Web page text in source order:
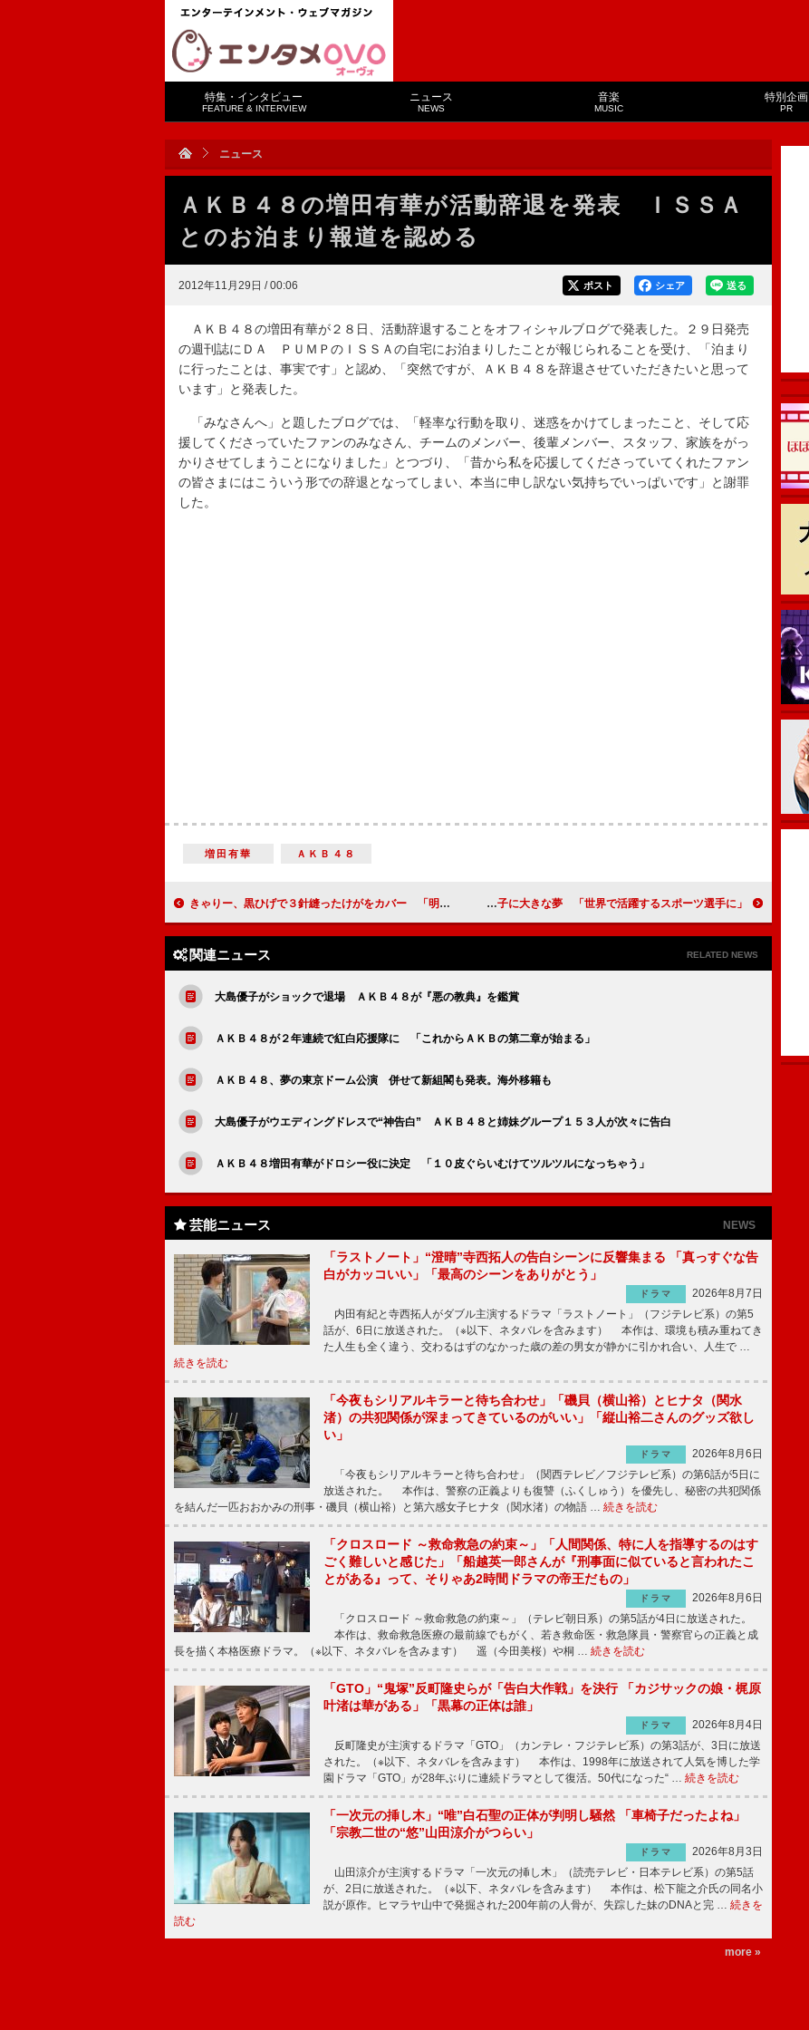
特集・インタビュー
FEATURE & INTERVIEW
ニュース
NEWS
音楽
MUSIC
特別企画
PR
ニュース
ＡＫＢ４８の増田有華が活動辞退を発表 ＩＳＳＡ
とのお泊まり報道を認める
2012年11月29日 / 00:06 送る
シェア
ポスト
ＡＫＢ４８の増田有華が２８日、活動辞退することをオフィシャルブログで発表した。２９日発売
の週刊誌にＤＡ ＰＵＭＰのＩＳＳＡの自宅にお泊まりしたことが報じられることを受け、「泊まり
に行ったことは、事実です」と認め、「突然ですが、ＡＫＢ４８を辞退させていただきたいと思って
います」と発表した。
「みなさんへ」と題したブログでは、「軽率な行動を取り、迷惑をかけてしまったこと、そして応
援してくださっていたファンのみなさん、チームのメンバー、後輩メンバー、スタッフ、家族をがっ
かりさせてしまうことになりました」とつづり、「昔から私を応援してくださっていてくれたファン
の皆さまにはこういう形での辞退となってしまい、本当に申し訳ない気持ちでいっぱいです」と謝罪
した。
増田有華 ＡＫＢ４８
きゃりー、黒ひげで３針縫ったけがをカバー 「明日には抜糸なので紅白は大丈夫です」 石田純一、息子に大きな夢 「世界で活躍するスポーツ選手に」
関連ニュース RELATED NEWS
大島優子がショックで退場 ＡＫＢ４８が『悪の教典』を鑑賞
ＡＫＢ４８が２年連続で紅白応援隊に 「これからＡＫＢの第二章が始まる」
ＡＫＢ４８、夢の東京ドーム公演 併せて新組閣も発表。海外移籍も
大島優子がウエディングドレスで“神告白” ＡＫＢ４８と姉妹グループ１５３人が次々に告白
ＡＫＢ４８増田有華がドロシー役に決定 「１０皮ぐらいむけてツルツルになっちゃう」
芸能ニュース NEWS
「ラストノート」“澄晴”寺西拓人の告白シーンに反響集まる 「真っすぐな告
白がカッコいい」「最高のシーンをありがとう」
ドラマ
2026年8月7日
内田有紀と寺西拓人がダブル主演するドラマ「ラストノート」（フジテレビ系）の第5
話が、6日に放送された。（※以下、ネタバレを含みます） 本作は、環境も積み重ねてき
た人生も全く違う、交わるはずのなかった歳の差の男女が静かに引かれ合い、人生で …
続きを読む
「今夜もシリアルキラーと待ち合わせ」「磯貝（横山裕）とヒナタ（関水
渚）の共犯関係が深まってきているのがいい」「縦山裕二さんのグッズ欲し
い」
ドラマ
2026年8月6日
「今夜もシリアルキラーと待ち合わせ」（関西テレビ／フジテレビ系）の第6話が5日に
放送された。 本作は、警察の正義よりも復讐（ふくしゅう）を優先し、秘密の共犯関係
を結んだ一匹おおかみの刑事・磯貝（横山裕）と第六感女子ヒナタ（関水渚）の物語 … 続きを読む
「クロスロード ～救命救急の約束～」「人間関係、特に人を指導するのはす
ごく難しいと感じた」「船越英一郎さんが『刑事面に似ていると言われたこ
とがある』って、そりゃあ2時間ドラマの帝王だもの」
ドラマ
2026年8月6日
「クロスロード ～救命救急の約束～」（テレビ朝日系）の第5話が4日に放送された。
本作は、救命救急医療の最前線でもがく、若き救命医・救急隊員・警察官らの正義と成
長を描く本格医療ドラマ。（※以下、ネタバレを含みます） 遥（今田美桜）や桐 … 続きを読む
「GTO」“鬼塚”反町隆史らが「告白大作戦」を決行 「カジサックの娘・梶原
叶渚は華がある」「黒幕の正体は誰」
ドラマ
2026年8月4日
反町隆史が主演するドラマ「GTO」（カンテレ・フジテレビ系）の第3話が、3日に放送
された。（※以下、ネタバレを含みます） 本作は、1998年に放送されて人気を博した学
園ドラマ「GTO」が28年ぶりに連続ドラマとして復活。50代になった“ … 続きを読む
「一次元の挿し木」“唯”白石聖の正体が判明し騒然 「車椅子だったよね」
「宗教二世の“悠”山田涼介がつらい」
ドラマ
2026年8月3日
山田涼介が主演するドラマ「一次元の挿し木」（読売テレビ・日本テレビ系）の第5話
が、2日に放送された。（※以下、ネタバレを含みます） 本作は、松下龍之介氏の同名小
説が原作。ヒマラヤ山中で発掘された200年前の人骨が、失踪した妹のDNAと完 … 続きを
読む
more »